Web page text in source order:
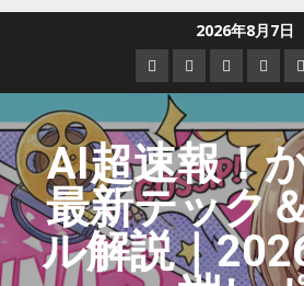
2026年8月7日
AI超速報！
最新テック
ル解説｜